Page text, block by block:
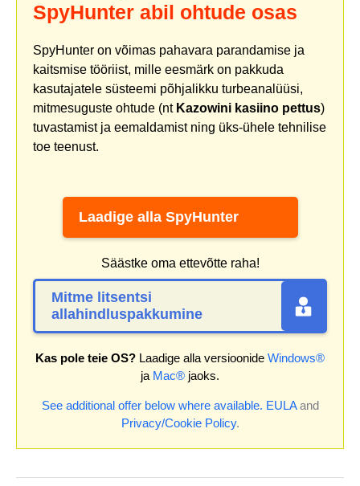
SpyHunter abil ohtude osas
SpyHunter on võimas pahavara parandamise ja
kaitsmise tööriist, mille eesmärk on pakkuda
kasutajatele süsteemi põhjalikku turbeanalüüsi,
mitmesuguste ohtude (nt Kazowini kasiino pettus)
tuvastamist ja eemaldamist ning üks-ühele tehnilise
toe teenust.
Laadige alla SpyHunter
Säästke oma ettevõtte raha!
Mitme litsentsi
allahindluspakkumine
Kas pole teie OS? Laadige alla versioonide Windows®
ja Mac® jaoks.
See additional offer below where available. EULAand
Privacy/Cookie Policy.